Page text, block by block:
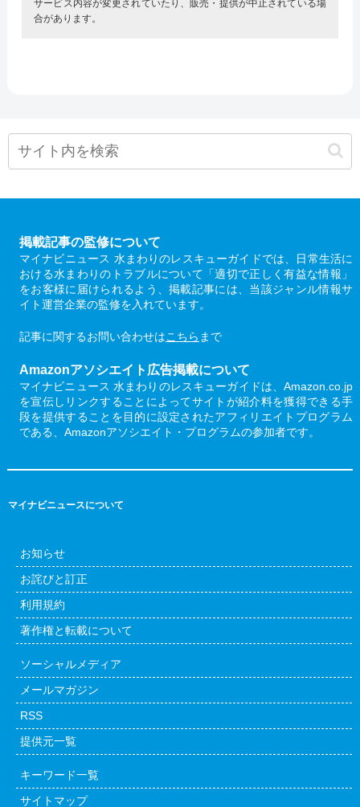
サービス内容が変更されていたり、販売・提供が中止されている場
合があります。
掲載記事の監修について
マイナビニュース 水まわりのレスキューガイドでは、日常生活に
おける水まわりのトラブルについて「適切で正しく有益な情報」
をお客様に届けられるよう、掲載記事には、当該ジャンル情報サ
イト運営企業の監修を入れています。
記事に関するお問い合わせはこちら まで
Amazonアソシエイト広告掲載について
マイナビニュース 水まわりのレスキューガイドは、Amazon.co.jp
を宣伝しリンクすることによってサイトが紹介料を獲得できる手
段を提供することを目的に設定されたアフィリエイトプログラム
である、Amazonアソシエイト・プログラムの参加者です。
マイナビニュースについて
お知らせ
お詫びと訂正
利用規約
著作権と転載について
ソーシャルメディア
メールマガジン
RSS
提供元一覧
キーワード一覧
サイトマップ